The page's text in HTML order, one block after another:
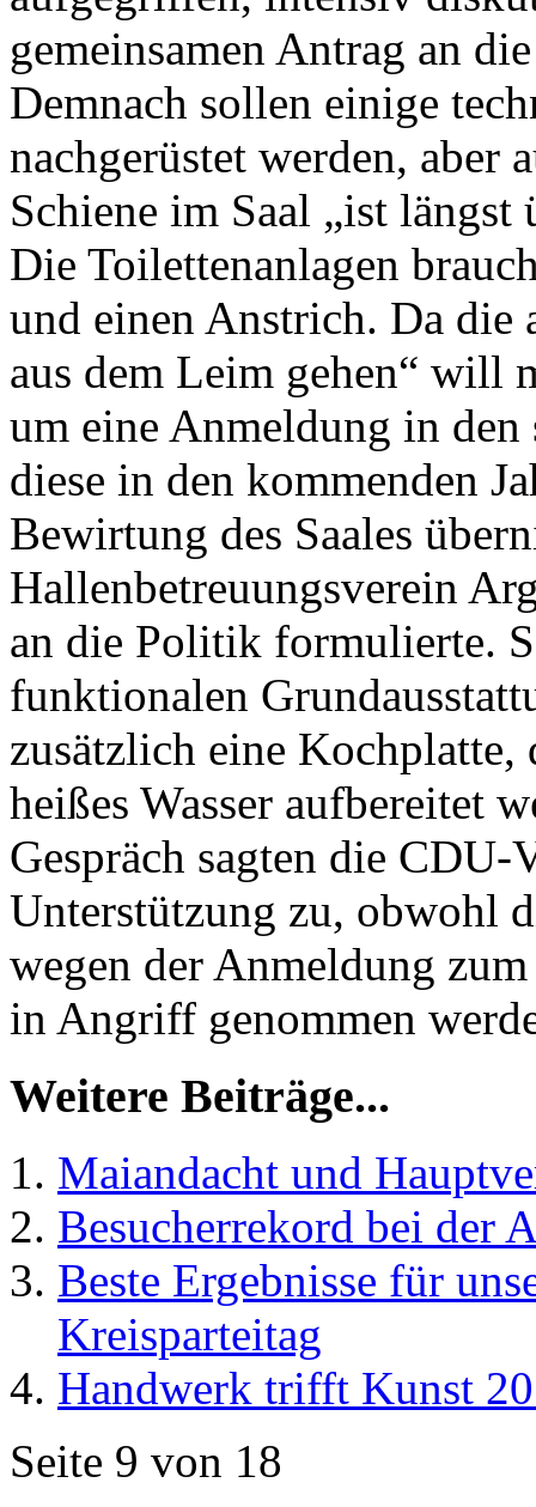
gemeinsamen Antrag an
Demnach sollen einige
nachgerüstet werden, aber
Schiene im Saal „ist
Die Toilettenanlagen
und einen Anstrich. Da
aus dem Leim gehen“ will
um eine Anmeldung in den
diese in den kommenden
Bewirtung des Saales
Hallenbetreuungsverein
an die Politik formulierte.
funktionalen
zusätzlich eine Kochplatte,
heißes Wasser aufbereitet
Gespräch sagten die
Unterstützung zu, obwohl
wegen der Anmeldung
in Angriff genommen
Weitere Beiträge...
Maiandacht und
Besucherrekord bei der
Beste Ergebnisse für
Kreisparteitag
Handwerk trifft Kunst
Seite 9 von 18